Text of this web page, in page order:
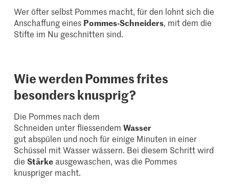
Wer öfter selbst Pommes macht, für den lohnt sich die
Anschaffung eines Pommes-Schneiders, mit dem die
Stifte im Nu geschnitten sind.
Wie werden Pommes frites
besonders knusprig?
Die Pommes nach dem
Schneiden unter fliessendemWasser
gut abspülen und noch für einige Minuten in einer
Schüssel mit Wasser wässern. Bei diesem Schritt wird
dieStärke ausgewaschen, was die Pommes
knuspriger macht.